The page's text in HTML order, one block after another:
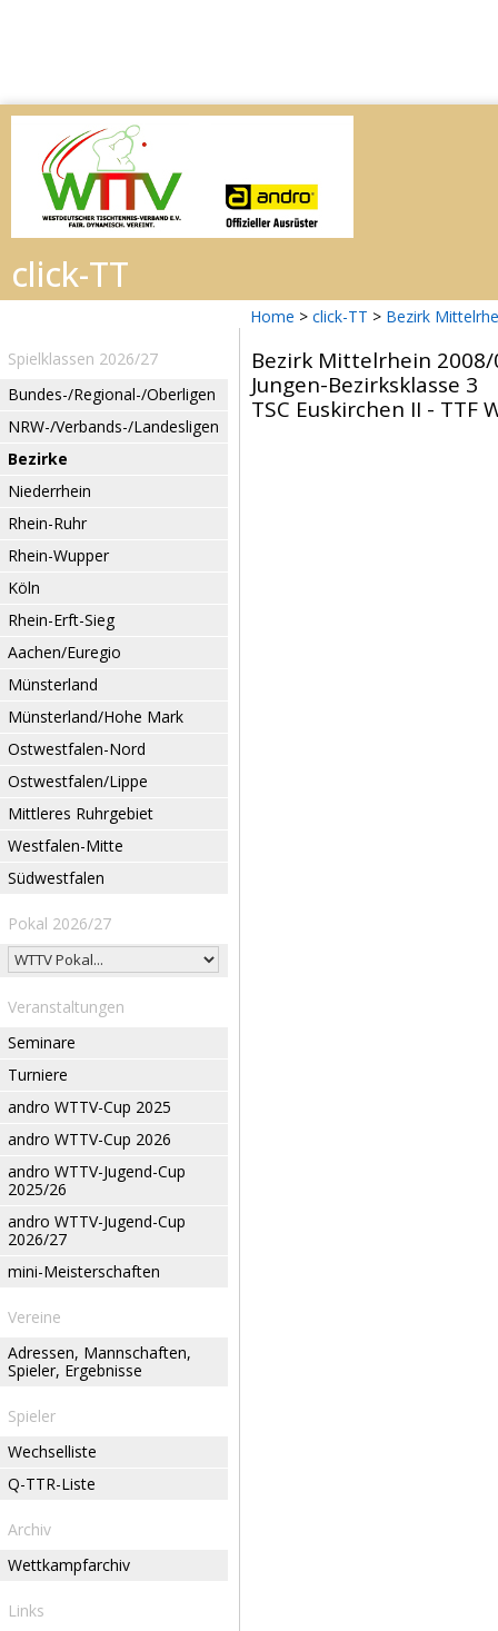
Home > click-TT > Bezirk
Spielklassen 2026/27
Bundes-/Regional-/Oberligen
NRW-/Verbands-/Landesligen
Bezirke
Niederrhein
Rhein-Ruhr
Rhein-Wupper
Köln
Rhein-Erft-Sieg
Aachen/Euregio
Münsterland
Münsterland/Hohe Mark
Ostwestfalen-Nord
Ostwestfalen/Lippe
Mittleres Ruhrgebiet
Westfalen-Mitte
Südwestfalen
Pokal 2026/27
Veranstaltungen
Seminare
Turniere
andro WTTV-Cup 2025
andro WTTV-Cup 2026
andro WTTV-Jugend-Cup
2025/26
andro WTTV-Jugend-Cup
2026/27
mini-Meisterschaften
Vereine
Adressen, Mannschaften,
Spieler, Ergebnisse
Spieler
Wechselliste
Q-TTR-Liste
Archiv
Wettkampfarchiv
Links
Bezirk Mittelrhein 2008/
Jungen-Bezirksklasse 3
TSC Euskirchen II - TTF